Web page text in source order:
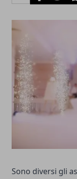
Sono diversi gli